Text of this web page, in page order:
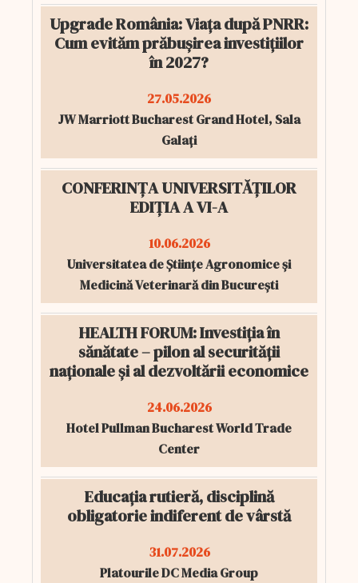
Upgrade România: Viața după PNRR:
Cum evităm prăbușirea investițiilor
în 2027?
27.05.2026
JW Marriott Bucharest Grand Hotel, Sala
Galați
CONFERINȚA UNIVERSITĂȚILOR
EDIȚIA A VI-A
10.06.2026
Universitatea de Științe Agronomice și
Medicină Veterinară din București
HEALTH FORUM: Investiția în
sănătate – pilon al securității
naționale și al dezvoltării economice
24.06.2026
Hotel Pullman Bucharest World Trade
Center
Educația rutieră, disciplină
obligatorie indiferent de vârstă
31.07.2026
Platourile DC Media Group